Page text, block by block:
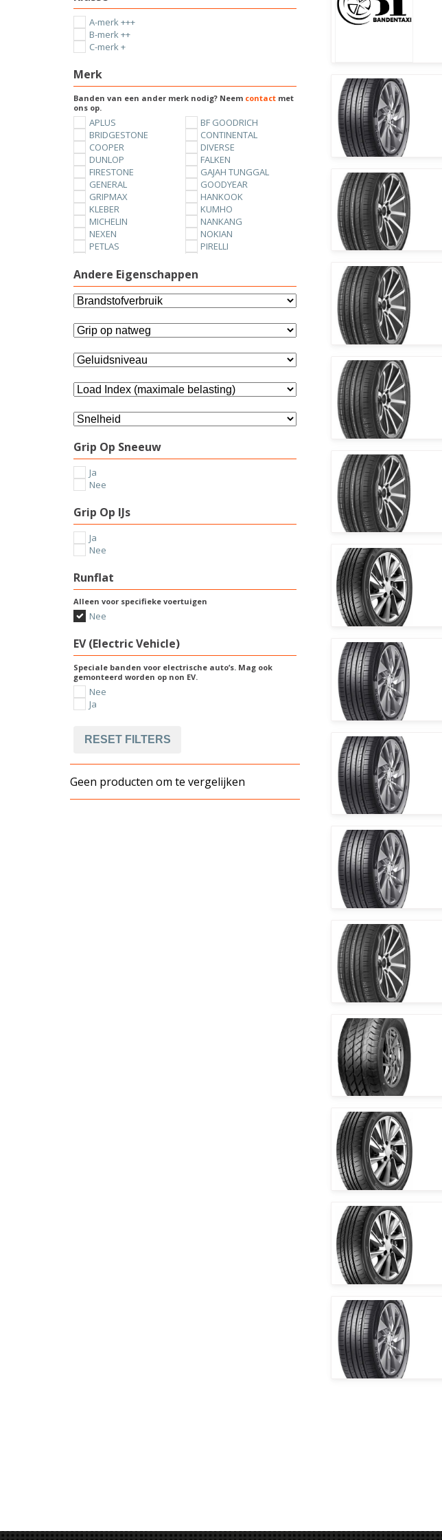
A-merk +++
B-merk ++
C-merk +
Merk
Banden van een ander merk nodig? Neem contact met
ons op.
APLUS
BF GOODRICH
BRIDGESTONE
CONTINENTAL
COOPER
DIVERSE
DUNLOP
FALKEN
FIRESTONE
GAJAH TUNGGAL
GENERAL
GOODYEAR
GRIPMAX
HANKOOK
KLEBER
KUMHO
MICHELIN
NANKANG
NEXEN
NOKIAN
PETLAS
PIRELLI
UNIROYAL
YOKOHAMA
Andere Eigenschappen
Grip Op Sneeuw
Ja
Nee
Grip Op IJs
Ja
Nee
Runflat
Alleen voor specifieke voertuigen
Nee
EV (Electric Vehicle)
Speciale banden voor electrische auto’s. Mag ook
gemonteerd worden op non EV.
Nee
Ja
RESET FILTERS
Geen producten om te vergelijken